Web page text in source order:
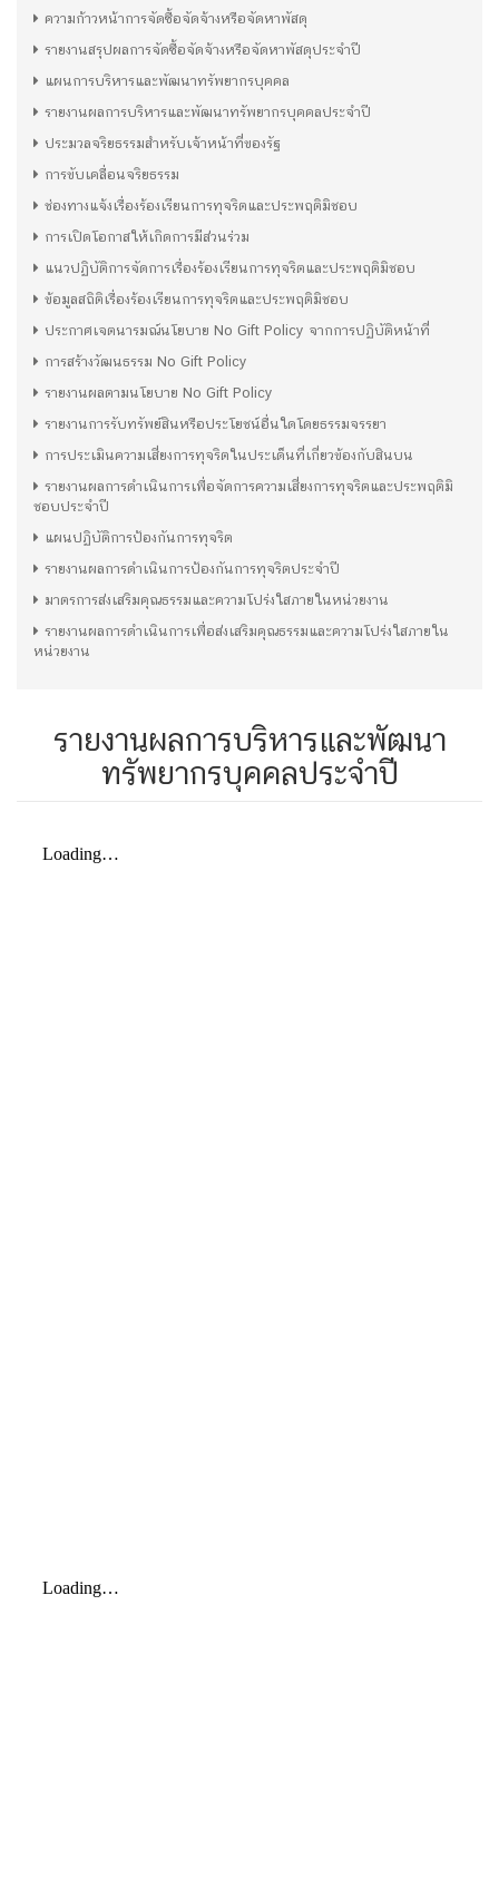
ความก้าวหน้าการจัดซื้อจัดจ้างหรือจัดหาพัสดุ
รายงานสรุปผลการจัดซื้อจัดจ้างหรือจัดหาพัสดุประจำปี
แผนการบริหารและพัฒนาทรัพยากรบุคคล
รายงานผลการบริหารและพัฒนาทรัพยากรบุคคลประจำปี
ประมวลจริยธรรมสำหรับเจ้าหน้าที่ของรัฐ
การขับเคลื่อนจริยธรรม
ช่องทางแจ้งเรื่องร้องเรียนการทุจริตและประพฤติมิชอบ
การเปิดโอกาสให้เกิดการมีส่วนร่วม
แนวปฏิบัติการจัดการเรื่องร้องเรียนการทุจริตและประพฤติมิชอบ
ข้อมูลสถิติเรื่องร้องเรียนการทุจริตและประพฤติมิชอบ
ประกาศเจตนารมณ์นโยบาย No Gift Policy จากการปฏิบัติหน้าที่
การสร้างวัฒนธรรม No Gift Policy
รายงานผลตามนโยบาย No Gift Policy
รายงานการรับทรัพย์สินหรือประโยชน์อื่นใดโดยธรรมจรรยา
การประเมินความเสี่ยงการทุจริตในประเด็นที่เกี่ยวข้องกับสินบน
รายงานผลการดำเนินการเพื่อจัดการความเสี่ยงการทุจริตและประพฤติมิ
ชอบประจำปี
แผนปฏิบัติการป้องกันการทุจริต
รายงานผลการดำเนินการป้องกันการทุจริตประจำปี
มาตรการส่งเสริมคุณธรรมและความโปร่งใสภายในหน่วยงาน
รายงานผลการดำเนินการเพื่อส่งเสริมคุณธรรมและความโปร่งใสภายใน
หน่วยงาน
รายงานผลการบริหารและพัฒนา
ทรัพยากรบุคคลประจำปี